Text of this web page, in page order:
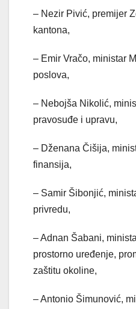
– Nezir Pivić, premijer
kantona,
– Emir Vračo, ministar
poslova,
– Nebojša Nikolić,
pravosuđe i upravu,
– Dženana Čišija,
finansija,
– Samir Šibonjić,
privredu,
– Adnan Šabani,
prostorno uređenje,
zaštitu okoline,
– Antonio Šimunović,